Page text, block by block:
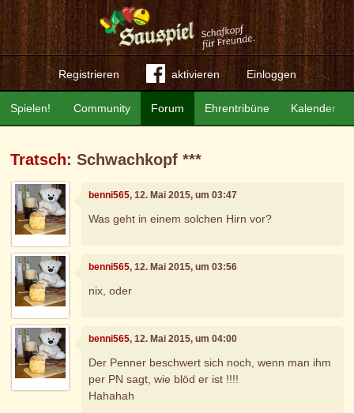
Registrieren aktivieren Einloggen
Community Forum Ehrentribüne Kalender
Spielen!
Tratsch: Schwachkopf ***
benni565, 12. Mai 2015, um 03:47
Was geht in einem solchen Hirn vor?
benni565, 12. Mai 2015, um 03:56
nix, oder
benni565, 12. Mai 2015, um 04:00
Der Penner beschwert sich noch, wenn man ihm
per PN sagt, wie blöd er ist !!!!
Hahahah